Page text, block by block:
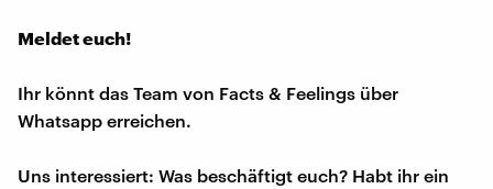
Meldet euch!
Ihr könnt das Team von Facts & Feelings über
Whatsapp erreichen.
Uns interessiert: Was beschäftigt euch? Habt ihr ein